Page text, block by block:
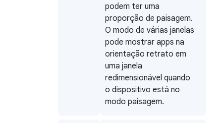
podem ter uma
proporção de paisagem.
O modo de várias janelas
pode mostrar apps na
orientação retrato em
uma janela
redimensionável quando
o dispositivo está no
modo paisagem.